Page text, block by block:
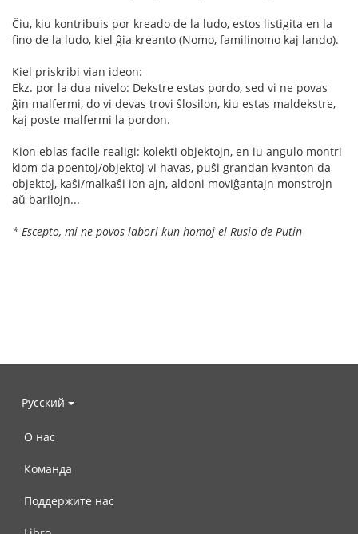
Ĉiu, kiu kontribuis por kreado de la ludo, estos listigita en la
fino de la ludo, kiel ĝia kreanto (Nomo, familinomo kaj lando).
Kiel priskribi vian ideon:
Ekz. por la dua nivelo: Dekstre estas pordo, sed vi ne povas
ĝin malfermi, do vi devas trovi ŝlosilon, kiu estas maldekstre,
kaj poste malfermi la pordon.
Kion eblas facile realigi: kolekti objektojn, en iu angulo montri
kiom da poentoj/objektoj vi havas, puŝi grandan kvanton da
objektoj, kaŝi/malkaŝi ion ajn, aldoni moviĝantajn monstrojn
aŭ barilojn...
* Escepto, mi ne povos labori kun homoj el Rusio de Putin
Русский
О нас
Команда
Поддержите нас